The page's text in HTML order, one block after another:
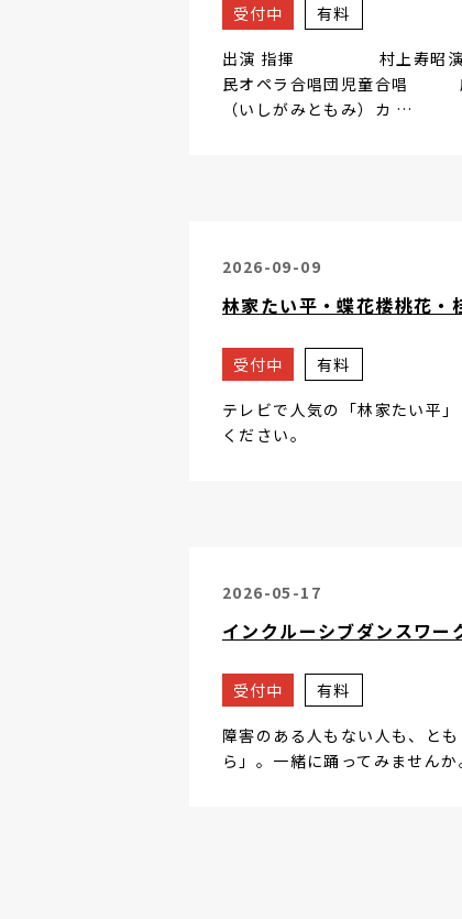
受付中 有料
出演 指揮 村上寿
民オペラ合唱団児童合唱
（いしがみともみ）カ …
2026-09-09
林家たい平・蝶花楼桃花
受付中 有料
テレビで人気の「林家たい平
ください。
2026-05-17
インクルーシブダンスワー
受付中 有料
障害のある人もない人も、と
ら」。一緒に踊ってみませんか